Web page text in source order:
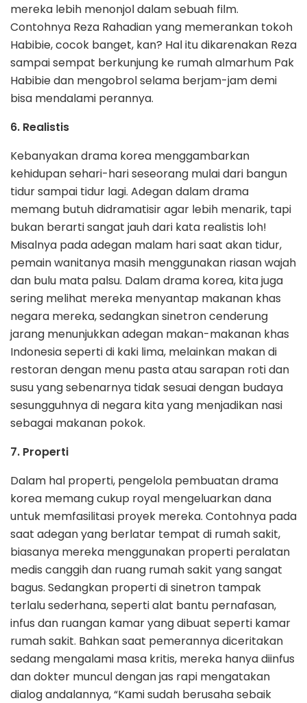
mereka lebih menonjol dalam sebuah film.
Contohnya Reza Rahadian yang memerankan tokoh
Habibie, cocok banget, kan? Hal itu dikarenakan Reza
sampai sempat berkunjung ke rumah almarhum Pak
Habibie dan mengobrol selama berjam-jam demi
bisa mendalami perannya.
6. Realistis
Kebanyakan drama korea menggambarkan
kehidupan sehari-hari seseorang mulai dari bangun
tidur sampai tidur lagi. Adegan dalam drama
memang butuh didramatisir agar lebih menarik, tapi
bukan berarti sangat jauh dari kata realistis loh!
Misalnya pada adegan malam hari saat akan tidur,
pemain wanitanya masih menggunakan riasan wajah
dan bulu mata palsu. Dalam drama korea, kita juga
sering melihat mereka menyantap makanan khas
negara mereka, sedangkan sinetron cenderung
jarang menunjukkan adegan makan-makanan khas
Indonesia seperti di kaki lima, melainkan makan di
restoran dengan menu pasta atau sarapan roti dan
susu yang sebenarnya tidak sesuai dengan budaya
sesungguhnya di negara kita yang menjadikan nasi
sebagai makanan pokok.
7. Properti
Dalam hal properti, pengelola pembuatan drama
korea memang cukup royal mengeluarkan dana
untuk memfasilitasi proyek mereka. Contohnya pada
saat adegan yang berlatar tempat di rumah sakit,
biasanya mereka menggunakan properti peralatan
medis canggih dan ruang rumah sakit yang sangat
bagus. Sedangkan properti di sinetron tampak
terlalu sederhana, seperti alat bantu pernafasan,
infus dan ruangan kamar yang dibuat seperti kamar
rumah sakit. Bahkan saat pemerannya diceritakan
sedang mengalami masa kritis, mereka hanya diinfus
dan dokter muncul dengan jas rapi mengatakan
dialog andalannya, “Kami sudah berusaha sebaik